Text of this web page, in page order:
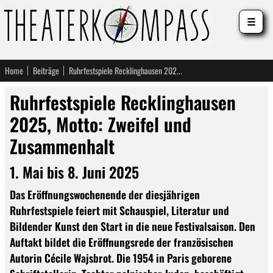
Home Beiträge Ruhrfestspiele Recklinghausen 2025, Motto: Zweifel und Zusammenhalt
Ruhrfestspiele Recklinghausen
2025, Motto: Zweifel und
Zusammenhalt
1. Mai bis 8. Juni 2025
Das Eröffnungswochenende der diesjährigen
Ruhrfestspiele feiert mit Schauspiel, Literatur und
Bildender Kunst den Start in die neue Festivalsaison. Den
Auftakt bildet die Eröffnungsrede der französischen
Autorin Cécile Wajsbrot. Die 1954 in Paris geborene
☰